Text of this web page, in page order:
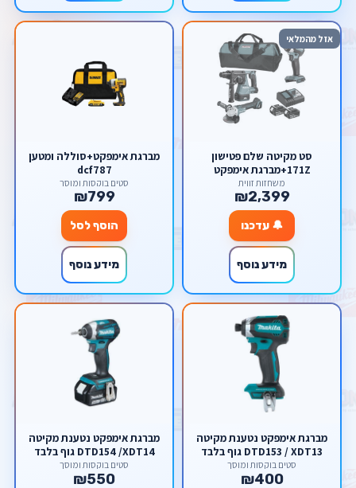
אזל מהמלאי
סט מקיטה שלם פטישון
171Z+מברגת אימפקט
DTD152+משחזת DGA 452
ושתי סוללות 5 אמפר
משחזות זווית
₪2,399
🔔 עדכנו
מידע נוסף
מברגת אימפקט+סוללה ומטען
dcf787
סטים בוקסות ומוסך
₪799
הוסף לסל
מידע נוסף
מברגת אימפקט נטענת מקיטה
DTD153 / XDT13 גוף בלבד
סטים בוקסות ומוסך
₪400
מברגת אימפקט נטענת מקיטה
DTD154 /XDT14 גוף בלבד
סטים בוקסות ומוסך
₪550